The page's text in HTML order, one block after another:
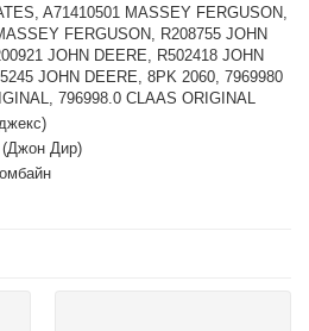
A71410501 MASSEY FERGUSON,
FERGUSON, R208755 JOHN
JOHN DEERE, R502418 JOHN
JOHN DEERE, 8PK 2060, 7969980
796998.0 CLAAS ORIGINAL
(Джон Дир)